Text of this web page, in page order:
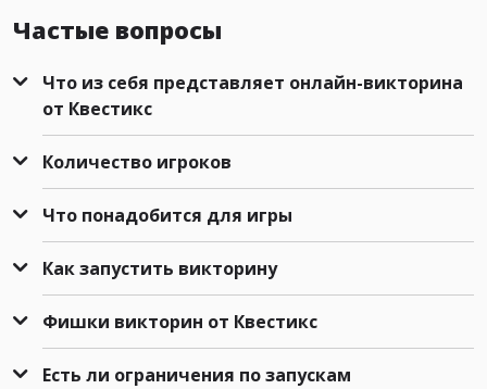
Частые вопросы
Что из себя представляет онлайн-викторина
от Квестикс
Количество игроков
Что понадобится для игры
Как запустить викторину
Фишки викторин от Квестикс
Есть ли ограничения по запускам